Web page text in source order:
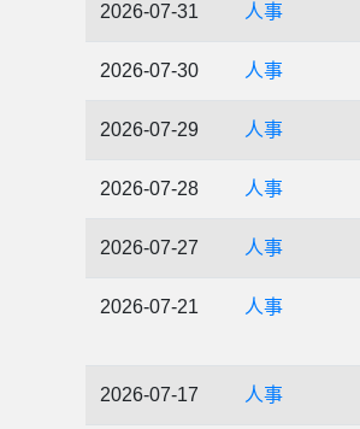
2026-07-31 人事
2026-07-30 人事
2026-07-29 人事
2026-07-28 人事
2026-07-27 人事
2026-07-21 人事
2026-07-17 人事